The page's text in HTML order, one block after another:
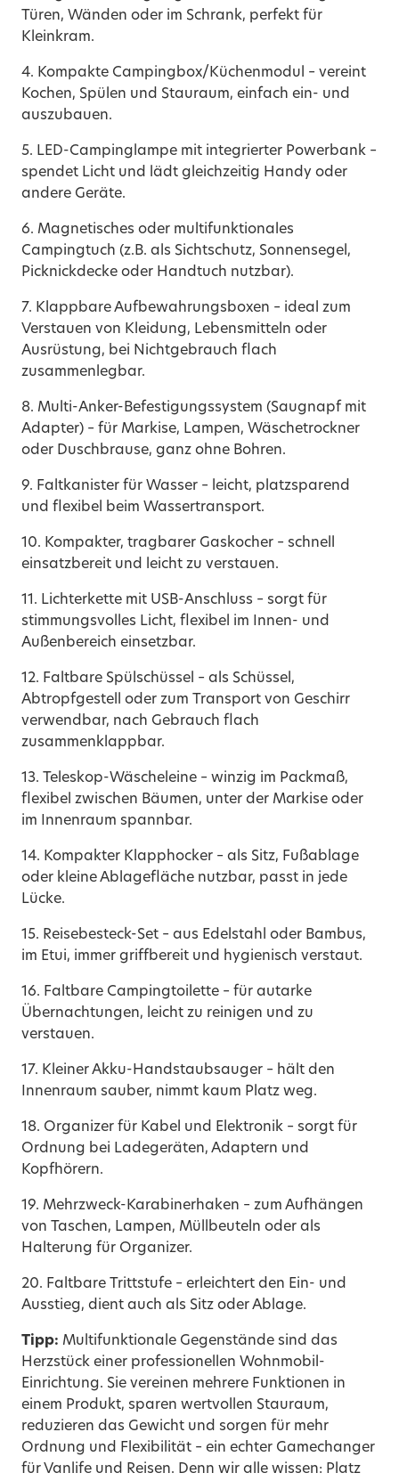
Türen, Wänden oder im Schrank, perfekt für
Kleinkram.
4. Kompakte Campingbox/Küchenmodul – vereint
Kochen, Spülen und Stauraum, einfach ein- und
auszubauen.
5. LED-Campinglampe mit integrierter Powerbank –
spendet Licht und lädt gleichzeitig Handy oder
andere Geräte.
6. Magnetisches oder multifunktionales
Campingtuch (z.B. als Sichtschutz, Sonnensegel,
Picknickdecke oder Handtuch nutzbar).
7. Klappbare Aufbewahrungsboxen – ideal zum
Verstauen von Kleidung, Lebensmitteln oder
Ausrüstung, bei Nichtgebrauch flach
zusammenlegbar.
8. Multi-Anker-Befestigungssystem (Saugnapf mit
Adapter) – für Markise, Lampen, Wäschetrockner
oder Duschbrause, ganz ohne Bohren.
9. Faltkanister für Wasser – leicht, platzsparend
und flexibel beim Wassertransport.
10. Kompakter, tragbarer Gaskocher – schnell
einsatzbereit und leicht zu verstauen.
11. Lichterkette mit USB-Anschluss – sorgt für
stimmungsvolles Licht, flexibel im Innen- und
Außenbereich einsetzbar.
12. Faltbare Spülschüssel – als Schüssel,
Abtropfgestell oder zum Transport von Geschirr
verwendbar, nach Gebrauch flach
zusammenklappbar.
13. Teleskop-Wäscheleine – winzig im Packmaß,
flexibel zwischen Bäumen, unter der Markise oder
im Innenraum spannbar.
14. Kompakter Klapphocker – als Sitz, Fußablage
oder kleine Ablagefläche nutzbar, passt in jede
Lücke.
15. Reisebesteck-Set – aus Edelstahl oder Bambus,
im Etui, immer griffbereit und hygienisch verstaut.
16. Faltbare Campingtoilette – für autarke
Übernachtungen, leicht zu reinigen und zu
verstauen.
17. Kleiner Akku-Handstaubsauger – hält den
Innenraum sauber, nimmt kaum Platz weg.
18. Organizer für Kabel und Elektronik – sorgt für
Ordnung bei Ladegeräten, Adaptern und
Kopfhörern.
19. Mehrzweck-Karabinerhaken – zum Aufhängen
von Taschen, Lampen, Müllbeuteln oder als
Halterung für Organizer.
20. Faltbare Trittstufe – erleichtert den Ein- und
Ausstieg, dient auch als Sitz oder Ablage.
Tipp: Multifunktionale Gegenstände sind das
Herzstück einer professionellen Wohnmobil-
Einrichtung. Sie vereinen mehrere Funktionen in
einem Produkt, sparen wertvollen Stauraum,
reduzieren das Gewicht und sorgen für mehr
Ordnung und Flexibilität – ein echter Gamechanger
für Vanlife und Reisen. Denn wir alle wissen: Platz